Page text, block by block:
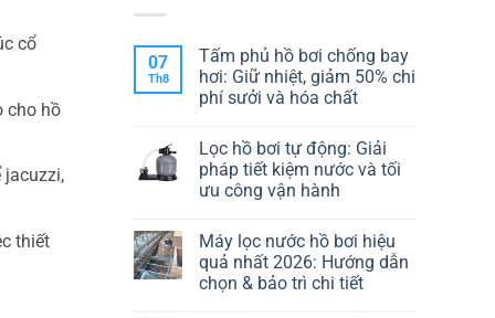
cổ
cho hồ
jacuzzi,
thiết
07
Th8
Tấm phủ hồ bơi chống bay
hơi: Giữ nhiệt, giảm 50% chi
phí sưởi và hóa chất
bình
luận
ở
Tấm
bơi
chống
bay
hơi:
Giữ
Lọc hồ bơi tự động: Giải
pháp tiết kiệm nước và tối
ưu công vận hành
bình
luận
ở
Lọc
Máy lọc nước hồ bơi hiệu
quả nhất 2026: Hướng dẫn
chọn & bảo trì chi tiết